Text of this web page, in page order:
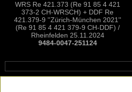
WRS Re 421.373 (Re 91 85 4 421
373-2 CH-WRSCH) + DDF Re
421.379-9 ''Zürich-München 2021''
(Re 91 85 4 421 379-9 CH-DDF) /
Rheinfelden 25.11.2024
9484-0047-251124